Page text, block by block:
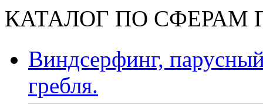
КАТАЛОГ ПО СФЕРАМ
Виндсерфинг,
гребля.